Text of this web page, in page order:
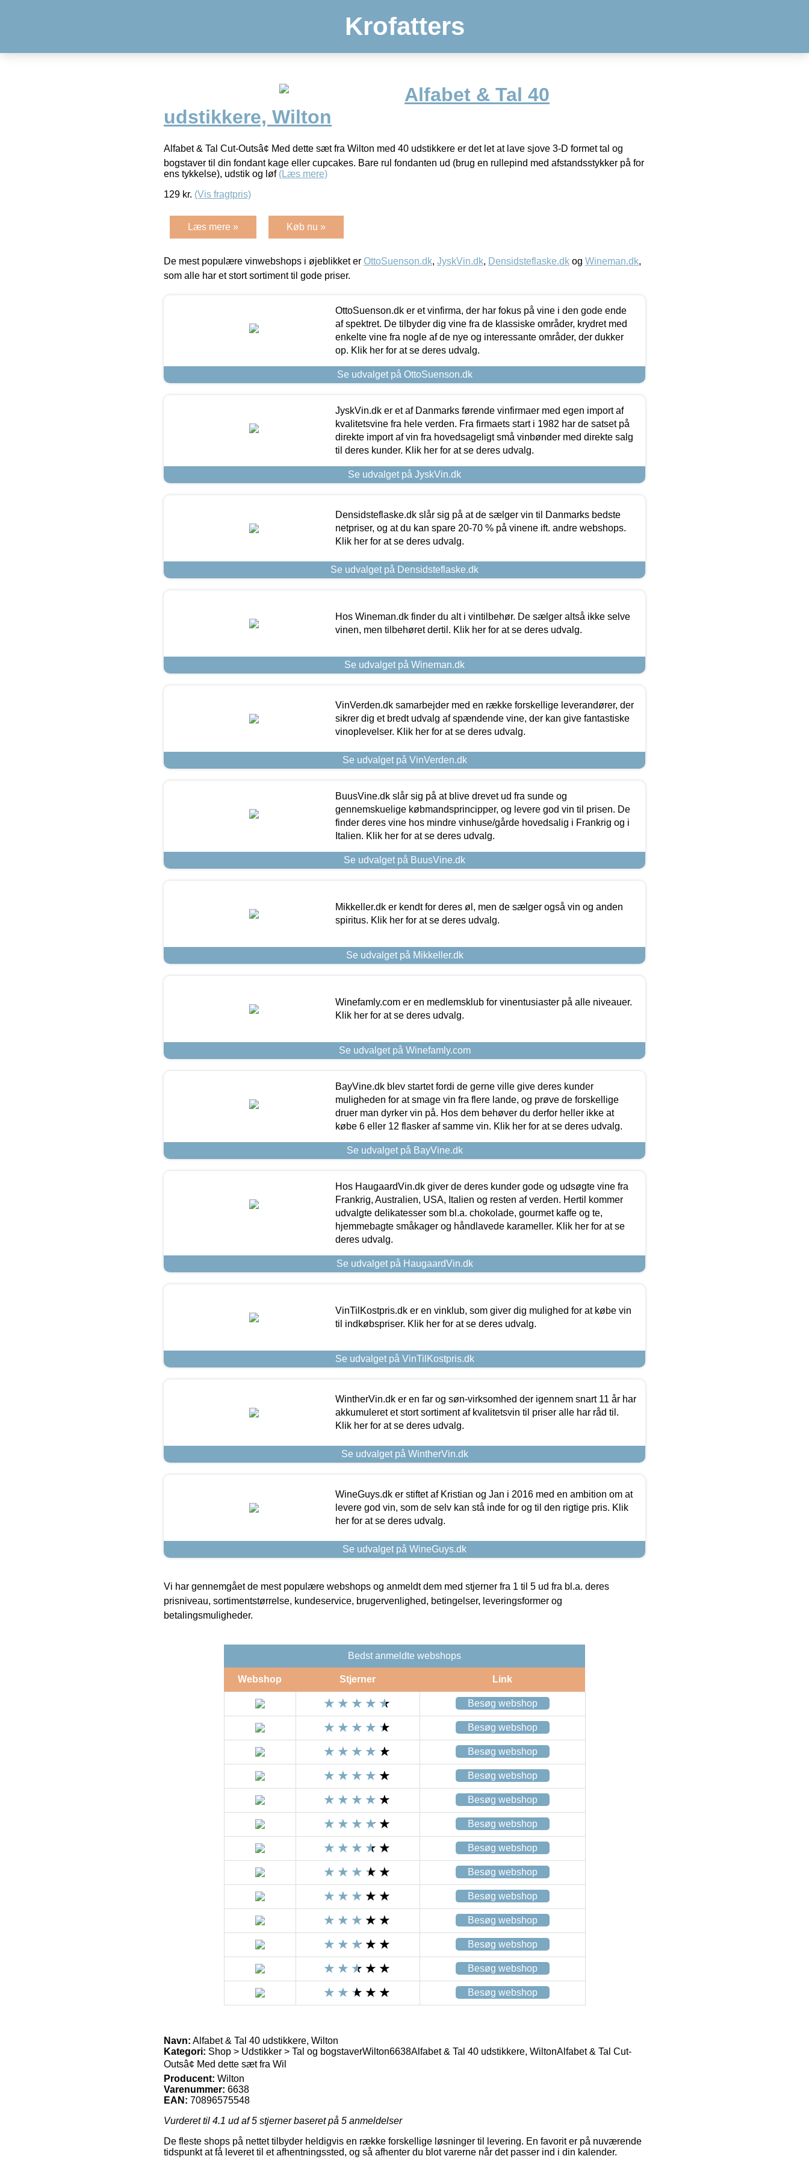
Krofatters
Alfabet & Tal 40
udstikkere, Wilton
Alfabet & Tal Cut-Outsâ¢ Med dette sæt fra Wilton med 40 udstikkere er det let at lave sjove 3-D formet tal og
bogstaver til din fondant kage eller cupcakes. Bare rul fondanten ud (brug en rullepind med afstandsstykker på for
ens tykkelse), udstik og løf (Læs mere)
129 kr. (Vis fragtpris)
Læs mere » Køb nu »
De mest populære vinwebshops i øjeblikket er OttoSuenson.dk, JyskVin.dk, Densidsteflaske.dk og Wineman.dk,
som alle har et stort sortiment til gode priser.
OttoSuenson.dk er et vinfirma, der har fokus på vine i den gode ende
af spektret. De tilbyder dig vine fra de klassiske områder, krydret med
enkelte vine fra nogle af de nye og interessante områder, der dukker
op. Klik her for at se deres udvalg.
Se udvalget på OttoSuenson.dk
JyskVin.dk er et af Danmarks førende vinfirmaer med egen import af
kvalitetsvine fra hele verden. Fra firmaets start i 1982 har de satset på
direkte import af vin fra hovedsageligt små vinbønder med direkte salg
til deres kunder. Klik her for at se deres udvalg.
Se udvalget på JyskVin.dk
Densidsteflaske.dk slår sig på at de sælger vin til Danmarks bedste
netpriser, og at du kan spare 20-70 % på vinene ift. andre webshops.
Klik her for at se deres udvalg.
Se udvalget på Densidsteflaske.dk
Hos Wineman.dk finder du alt i vintilbehør. De sælger altså ikke selve
vinen, men tilbehøret dertil. Klik her for at se deres udvalg.
Se udvalget på Wineman.dk
VinVerden.dk samarbejder med en række forskellige leverandører, der
sikrer dig et bredt udvalg af spændende vine, der kan give fantastiske
vinoplevelser. Klik her for at se deres udvalg.
Se udvalget på VinVerden.dk
BuusVine.dk slår sig på at blive drevet ud fra sunde og
gennemskuelige købmandsprincipper, og levere god vin til prisen. De
finder deres vine hos mindre vinhuse/gårde hovedsalig i Frankrig og i
Italien. Klik her for at se deres udvalg.
Se udvalget på BuusVine.dk
Mikkeller.dk er kendt for deres øl, men de sælger også vin og anden
spiritus. Klik her for at se deres udvalg.
Se udvalget på Mikkeller.dk
Winefamly.com er en medlemsklub for vinentusiaster på alle niveauer.
Klik her for at se deres udvalg.
Se udvalget på Winefamly.com
BayVine.dk blev startet fordi de gerne ville give deres kunder
muligheden for at smage vin fra flere lande, og prøve de forskellige
druer man dyrker vin på. Hos dem behøver du derfor heller ikke at
købe 6 eller 12 flasker af samme vin. Klik her for at se deres udvalg.
Se udvalget på BayVine.dk
Hos HaugaardVin.dk giver de deres kunder gode og udsøgte vine fra
Frankrig, Australien, USA, Italien og resten af verden. Hertil kommer
udvalgte delikatesser som bl.a. chokolade, gourmet kaffe og te,
hjemmebagte småkager og håndlavede karameller. Klik her for at se
deres udvalg.
Se udvalget på HaugaardVin.dk
VinTilKostpris.dk er en vinklub, som giver dig mulighed for at købe vin
til indkøbspriser. Klik her for at se deres udvalg.
Se udvalget på VinTilKostpris.dk
WintherVin.dk er en far og søn-virksomhed der igennem snart 11 år har
akkumuleret et stort sortiment af kvalitetsvin til priser alle har råd til.
Klik her for at se deres udvalg.
Se udvalget på WintherVin.dk
WineGuys.dk er stiftet af Kristian og Jan i 2016 med en ambition om at
levere god vin, som de selv kan stå inde for og til den rigtige pris. Klik
her for at se deres udvalg.
Se udvalget på WineGuys.dk
Vi har gennemgået de mest populære webshops og anmeldt dem med stjerner fra 1 til 5 ud fra bl.a. deres
prisniveau, sortimentstørrelse, kundeservice, brugervenlighed, betingelser, leveringsformer og
betalingsmuligheder.
Bedst anmeldte webshops
Webshop Stjerner Link
Besøg webshop
Besøg webshop
Besøg webshop
Besøg webshop
Besøg webshop
Besøg webshop
Besøg webshop
Besøg webshop
Besøg webshop
Besøg webshop
Besøg webshop
Besøg webshop
Besøg webshop
Navn: Alfabet & Tal 40 udstikkere, Wilton
Kategori: Shop > Udstikker > Tal og bogstaverWilton6638Alfabet & Tal 40 udstikkere, WiltonAlfabet & Tal Cut-
Outsâ¢ Med dette sæt fra Wil
Producent: Wilton
Varenummer: 6638
EAN: 70896575548
Vurderet til 4.1 ud af 5 stjerner baseret på 5 anmeldelser
De fleste shops på nettet tilbyder heldigvis en række forskellige løsninger til levering. En favorit er på nuværende
tidspunkt at få leveret til et afhentningssted, og så afhenter du blot varerne når det passer ind i din kalender.